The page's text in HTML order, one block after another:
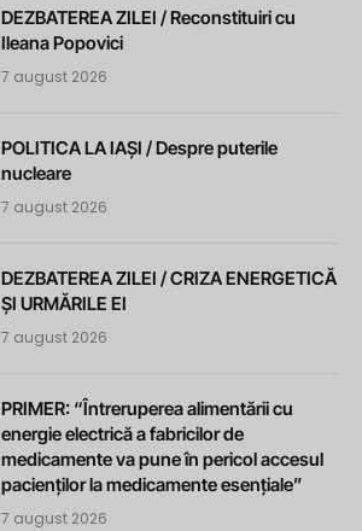
DEZBATEREA ZILEI / Reconstituiri cu
Ileana Popovici
7 august 2026
POLITICA LA IAȘI / Despre puterile
nucleare
7 august 2026
DEZBATEREA ZILEI / CRIZA ENERGETICĂ
ȘI URMĂRILE EI
7 august 2026
PRIMER: “Întreruperea alimentării cu
energie electrică a fabricilor de
medicamente va pune în pericol accesul
pacienților la medicamente esențiale”
7 august 2026